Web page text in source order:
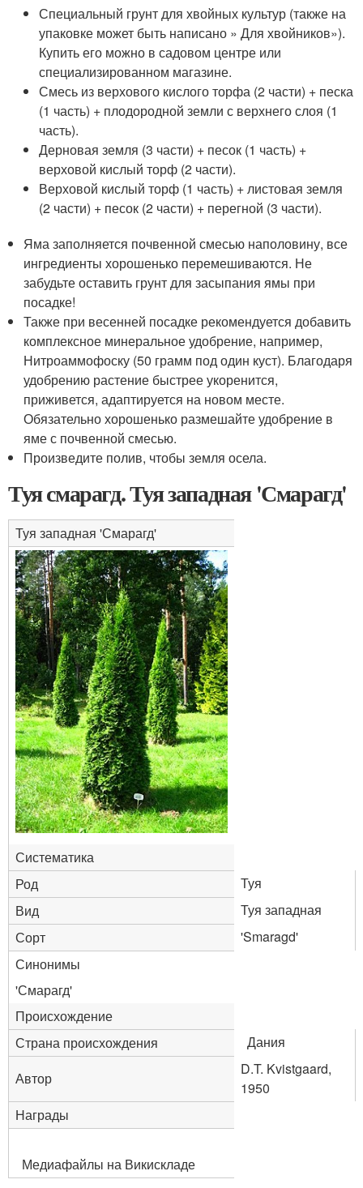
Специальный грунт для хвойных культур (также на
упаковке может быть написано » Для хвойников»).
Купить его можно в садовом центре или
специализированном магазине.
Смесь из верхового кислого торфа (2 части) + песка
(1 часть) + плодородной земли с верхнего слоя (1
часть).
Дерновая земля (3 части) + песок (1 часть) +
верховой кислый торф (2 части).
Верховой кислый торф (1 часть) + листовая земля
(2 части) + песок (2 части) + перегной (3 части).
Яма заполняется почвенной смесью наполовину, все
ингредиенты хорошенько перемешиваются. Не
забудьте оставить грунт для засыпания ямы при
посадке!
Также при весенней посадке рекомендуется добавить
комплексное минеральное удобрение, например,
Нитроаммофоску (50 грамм под один куст). Благодаря
удобрению растение быстрее укоренится,
приживется, адаптируется на новом месте.
Обязательно хорошенько размешайте удобрение в
яме с почвенной смесью.
Произведите полив, чтобы земля осела.
Туя смарагд. Туя западная 'Смарагд'
Туя западная 'Смарагд'
Систематика
Род
Туя
Вид
Туя западная
Сорт
'Smaragd'
Синонимы
'Смарагд'
Происхождение
Страна происхождения
Дания
Автор
D.T. Kvistgaard,
1950
Награды
Медиафайлы на Викискладе